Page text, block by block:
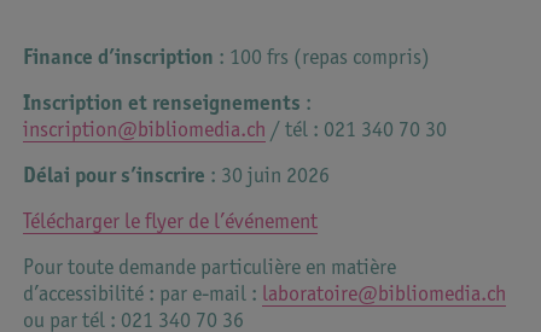
Finance d’inscription : 100 frs (repas compris)
Inscription et renseignements :
inscription@bibliomedia.ch / tél : 021 340 70 30
Délai pour s’inscrire : 30 juin 2026
Télécharger le flyer de l’événement
Pour toute demande particulière en matière
d’accessibilité : par e-mail : laboratoire@bibliomedia.ch
ou par tél : 021 340 70 36